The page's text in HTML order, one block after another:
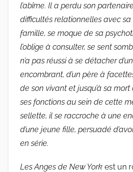
l’abîme. Il a perdu son
difficultés relationnelles avec
famille, se moque de sa
l’oblige à consulter, se sent
n’a pas réussi à se détacher
encombrant, d’un père à
de son vivant et jusqu’à sa mort
ses fonctions au sein de cette
sellette, il se raccroche à une
d’une jeune fille, persuadé
en série.
Les Anges de New York est un